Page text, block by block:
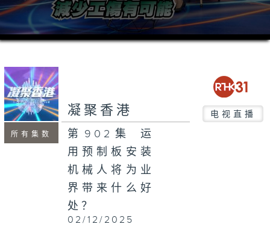
0
seconds
seconds
所有集数
凝聚香港 电视直播
第902集 运
用预制板安装
机械人将为业
界带来什么好
处？
02/12/2025